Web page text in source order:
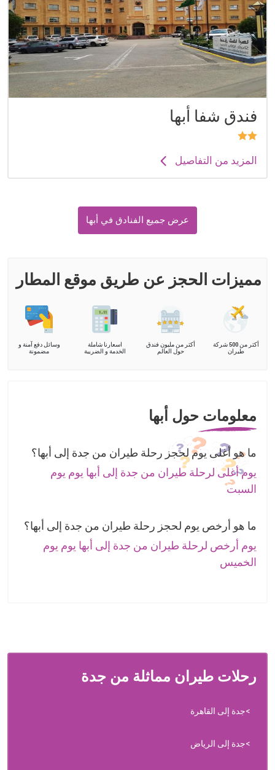
فندق شفا أبها
المزيد من التفاصيل
عرض جميع الفنادق في أبها
مميزات الحجز عن طريق موقع المطار
أكثر من 500 شركة
طيران
أكثر من مليون فندق
حول العالم
اسعارنا شاملة
الخدمة و الضريبة
وسائل دفع آمنة و
مضمونة
معلومات حول أبها
ما هو أغلى يوم لحجز رحلة طيران من جدة إلى أبها؟
يوم أغلى لرحلة طيران من جدة إلى أبها يوم يوم
السبت
ما هو أرخص يوم لحجز رحلة طيران من جدة إلى أبها؟
يوم أرخص لرحلة طيران من جدة إلى أبها يوم يوم
الخميس
رحلات طيران مماثلة من جدة
جدة إلى القاهرة
جدة إلى الرياض